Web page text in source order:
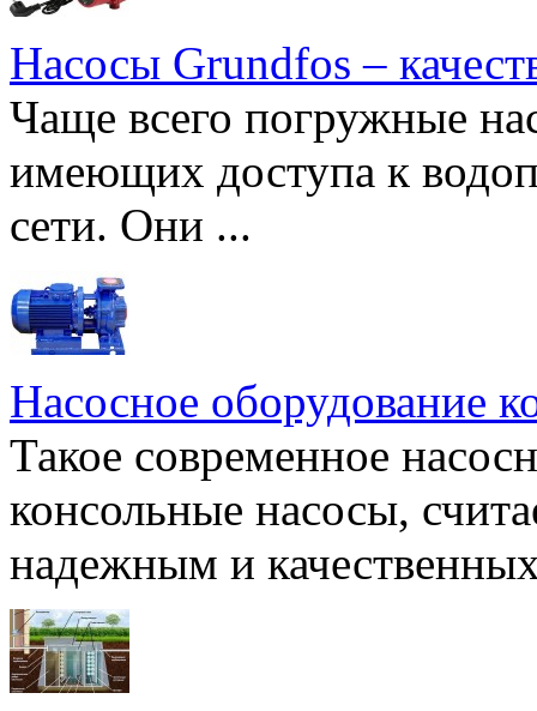
Насосы Grundfos –
Чаще всего погружные
имеющих доступа к
сети. Они ...
Насосное оборудование
Такое современное
консольные насосы,
надежным и